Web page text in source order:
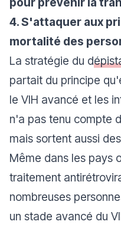
4. S'attaquer aux
mortalité des
La stratégie du d
partait du principe
le VIH avancé et les
n'a pas tenu compte
mais sortent aussi
Même dans les pays
traitement
nombreuses
un stade avancé du